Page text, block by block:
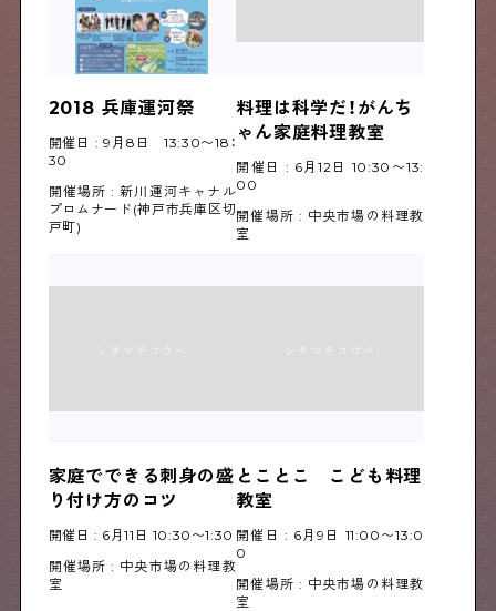
2018 兵庫運河祭
開催日 : 9月8日 13:30〜18：
30
開催場所 : 新川運河キャナル
プロムナード(神戸市兵庫区切
戸町)
料理は科学だ！がんち
ゃん家庭料理教室
開催日 : 6月12日 10:30〜13:
00
開催場所 : 中央市場の料理教
室
家庭でできる刺身の盛
り付け方のコツ
開催日 : 6月11日 10:30〜1:30
開催場所 : 中央市場の料理教
室
とことこ　こども料理
教室
開催日 : 6月9日 11:00〜13:0
0
開催場所 : 中央市場の料理教
室